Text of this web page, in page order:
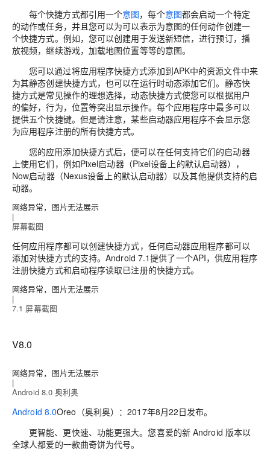
每个快捷方式都引用一个意图，每个意图都会启动一个特定
的动作或任务，并且您可以为可以表示为意图的任何动作创建一
个快捷方式。例如，您可以创建用于发送新短信，进行预订，播
放视频，继续游戏，加载地图位置等等的意图。
您可以通过将应用程序快捷方式添加到APK中的资源文件中来
为其静态创建快捷方式，也可以在运行时动态添加它们。静态快
捷方式是常见操作的理想选择，动态快捷方式使您可以根据用户
的偏好，行为，位置等突出显示操作。每个应用程序中最多可以
提供五个快捷键。但是请注意，某些启动器应用程序不会显示您
为应用程序注册的所有快捷方式。
您的应用添加快捷方式后，便可以在任何支持它们的启动器
上使用它们，例如Pixel启动器（Pixel设备上的默认启动器），
Now启动器（Nexus设备上的默认启动器）以及其他提供支持的启
动器。
网络异常，图片无法展示
|
屏幕截图
任何应用程序都可以创建快捷方式，任何启动器应用程序都可以
添加对快捷方式的支持。Android 7.1提供了一个API，供应用程序
注册快捷方式和启动程序读取已注册的快捷方式。
网络异常，图片无法展示
|
7.1 屏幕截图
V8.0
网络异常，图片无法展示
|
Android 8.0 奥利奥
Android 8.0Oreo（奥利奥）：2017年8月22日发布。
更智能、更快速、功能更强大。您喜爱的新 Android 版本以
全球人都爱的一款曲奇饼为代号。